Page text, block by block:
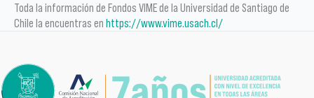
Toda la información de Fondos VIME de la Universidad de Santiago de
Chile la encuentras en https://www.vime.usach.cl/